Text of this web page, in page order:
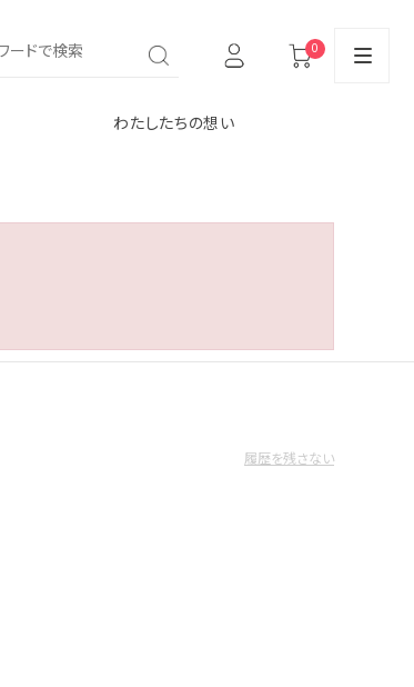
0
わたしたちの想い
履歴を残さない